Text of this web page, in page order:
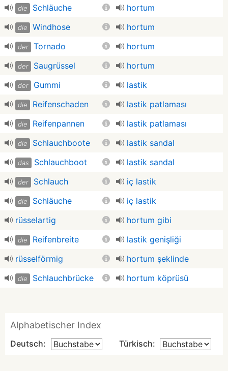
die Schläuche hortum
die Windhose hortum
der Tornado hortum
der Saugrüssel hortum
der Gummi lastik
die Reifenschaden lastik patlaması
die Reifenpannen lastik patlaması
die Schlauchboote lastik sandal
das Schlauchboot lastik sandal
der Schlauch iç lastik
die Schläuche
iç lastik
rüsselartig
hortum gibi
die Reifenbreite
lastik genişliği
rüsselförmig
hortum şeklinde
die Schlauchbrücke hortum köprüsü
Alphabetischer Index
Deutsch: Türkisch: